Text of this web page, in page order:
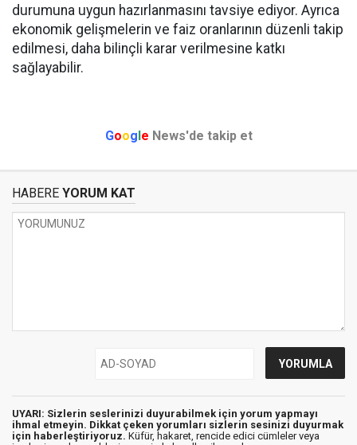
durumuna uygun hazırlanmasını tavsiye ediyor. Ayrıca
ekonomik gelişmelerin ve faiz oranlarının düzenli takip
edilmesi, daha bilinçli karar verilmesine katkı
sağlayabilir.
Google News'de takip et
HABERE YORUM KAT
UYARI: Sizlerin seslerinizi duyurabilmek için yorum yapmayı
ihmal etmeyin. Dikkat çeken yorumları sizlerin sesinizi duyurmak
için haberleştiriyoruz. Küfür, hakaret, rencide edici cümleler veya